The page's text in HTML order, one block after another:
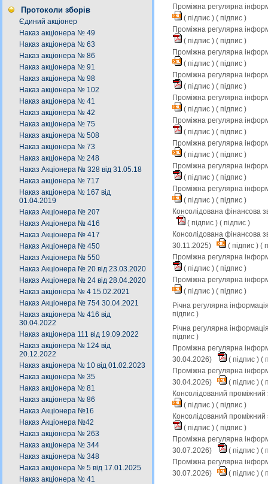
Протоколи зборів
Єдиний акціонер
Наказ акціонера № 49
Наказ акціонера № 63
Наказ акціонера № 86
Наказ акціонера № 91
Наказ акціонера № 98
Наказ акціонера № 102
Наказ акціонера № 41
Наказ акціонера № 42
Наказ акціонера № 75
Наказ акціонера № 508
Наказ акціонера № 73
Наказ акціонера № 248
Наказ Акціонера № 328 від 31.05.18
Наказ акціонера № 717
Наказ акціонера № 167 від
01.04.2019
Наказ Акціонера № 207
Наказ Акціонера № 416
Наказ Акціонера № 417
Наказ Акціонера № 450
Наказ Акціонера № 550
Наказ Акціонера № 20 від 23.03.2020
Наказ Акціонера № 24 від 28.04.2020
Наказ акціонера № 4 15.02.2021
Наказ Акціонера № 754 30.04.2021
Наказ акціонера № 416 від
30.04.2022
Наказ акціонера 111 від 19.09.2022
Наказ акціонера № 124 від
20.12.2022
Наказ акціонера № 10 від 01.02.2023
Наказ акціонера № 35
Наказ акціонера № 81
Наказ акціонера № 86
Наказ Акціонера №16
Наказ Акціонера №42
Наказ акціонера № 263
Наказ акціонера № 344
Наказ акціонера № 348
Наказ акціонера № 5 від 17.01.2025
Наказ акціонера № 41
Проміжна регулярна
( підпис ) ( підпис )
Проміжна регулярна
( підпис ) ( підпис )
Проміжна регулярна
( підпис ) ( підпис )
Проміжна регулярна
( підпис ) ( підпис )
Проміжна регулярна
( підпис ) ( підпис )
Проміжна регулярна
( підпис ) ( підпис )
Проміжна регулярна
( підпис ) ( підпис )
Проміжна регулярна
( підпис ) ( підпис )
Проміжна регулярна
( підпис ) ( підпис )
Консолідована фінансова
( підпис ) ( підпис )
Консолідована фінансова
30.11.2025)
( підпис ) (
Проміжна регулярна
( підпис ) ( підпис )
Проміжна регулярна
( підпис ) ( підпис )
Річна регулярна
підпис )
Річна регулярна
підпис )
Проміжна регулярна
30.04.2026)
( підпис ) (
Проміжна регулярна
30.04.2026)
( підпис ) (
Консолідований
( підпис ) ( підпис )
Консолідований
( підпис ) ( підпис )
Проміжна регулярна
30.07.2026)
( підпис ) (
Проміжна регулярна
30.07.2026)
( підпис ) (